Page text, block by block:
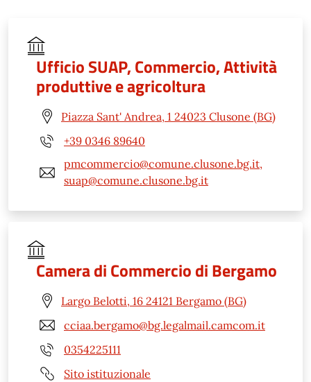
Ufficio SUAP, Commercio, Attività
produttive e agricoltura
Piazza Sant' Andrea, 1 24023 Clusone (BG)
+39 0346 89640
pmcommercio@comune.clusone.bg.it,
suap@comune.clusone.bg.it
Camera di Commercio di Bergamo
Largo Belotti, 16 24121 Bergamo (BG)
cciaa.bergamo@bg.legalmail.camcom.it
0354225111
Sito istituzionale